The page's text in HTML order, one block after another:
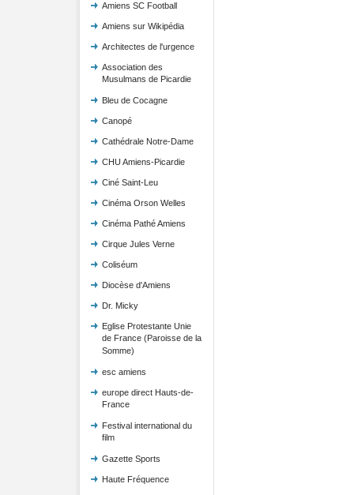
Amiens SC Football
Amiens sur Wikipédia
Architectes de l'urgence
Association des
Musulmans de Picardie
Bleu de Cocagne
Canopé
Cathédrale Notre-Dame
CHU Amiens-Picardie
Ciné Saint-Leu
Cinéma Orson Welles
Cinéma Pathé Amiens
Cirque Jules Verne
Coliséum
Diocèse d'Amiens
Dr. Micky
Eglise Protestante Unie
de France (Paroisse de la
Somme)
esc amiens
europe direct Hauts-de-
France
Festival international du
film
Gazette Sports
Haute Fréquence